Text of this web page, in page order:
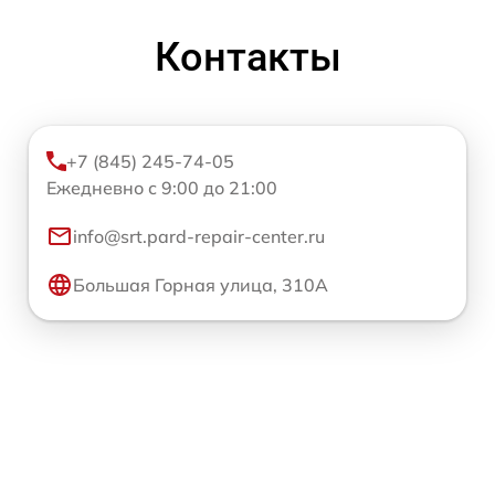
Контакты
+7 (845) 245-74-05
Ежедневно с 9:00 до 21:00
info@srt.pard-repair-center.ru
Большая Горная улица, 310А